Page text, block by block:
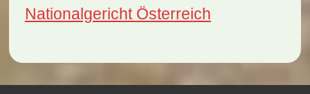
Nationalgericht Österreich